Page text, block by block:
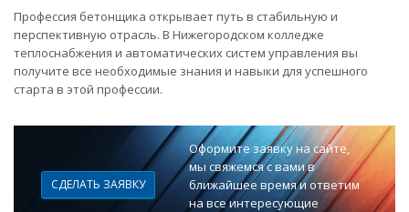
Профессия бетонщика открывает путь в стабильную и
перспективную отрасль. В Нижегородском колледже
теплоснабжения и автоматических систем управления вы
получите все необходимые знания и навыки для успешного
старта в этой профессии.
СДЕЛАТЬ ЗАЯВКУ
Оформите заявку на сайте,
мы свяжемся с вами в
ближайшее время и ответим
на все интересующие